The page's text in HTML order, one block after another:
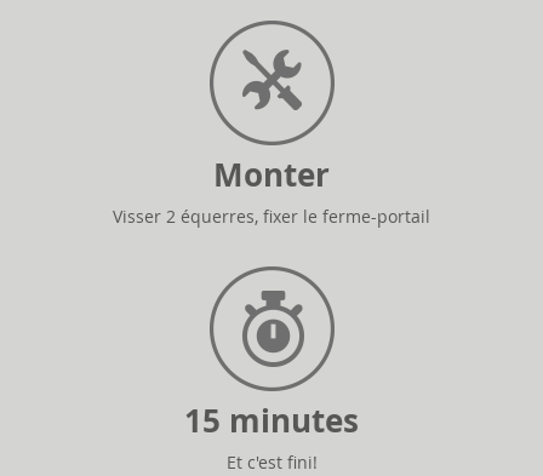
Monter
Visser 2 équerres, fixer le ferme-portail
15 minutes
Et c'est fini!